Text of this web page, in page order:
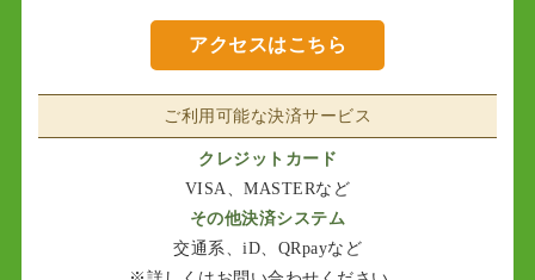
アクセスはこちら
ご利用可能な決済サービス
クレジットカード
VISA、MASTERなど
その他決済システム
交通系、iD、QRpayなど